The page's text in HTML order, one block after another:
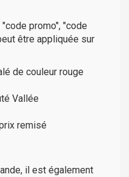
promo", "code
être appliquée sur
de couleur rouge
Vallée
remisé
il est également